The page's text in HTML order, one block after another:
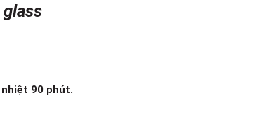
90 phút.